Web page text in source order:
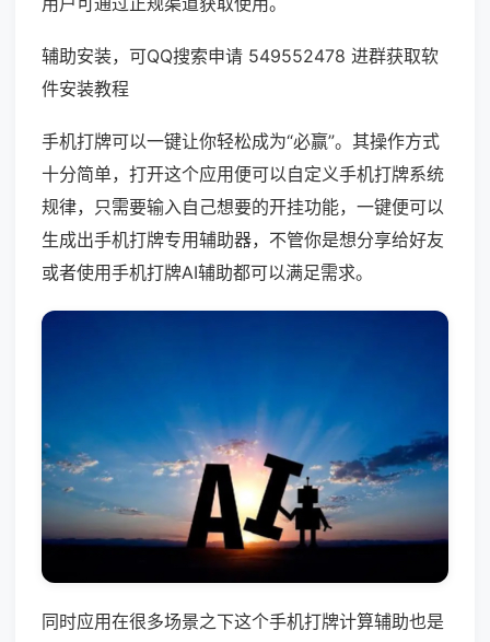
辅助安装，可QQ搜索申请 549552478 进群获取软
件安装教程
手机打牌可以一键让你轻松成为“必赢”。其操作方式
十分简单，打开这个应用便可以自定义手机打牌系统
规律，只需要输入自己想要的开挂功能，一键便可以
生成出手机打牌专用辅助器，不管你是想分享给好友
或者使用手机打牌AI辅助都可以满足需求。
同时应用在很多场景之下这个手机打牌计算辅助也是